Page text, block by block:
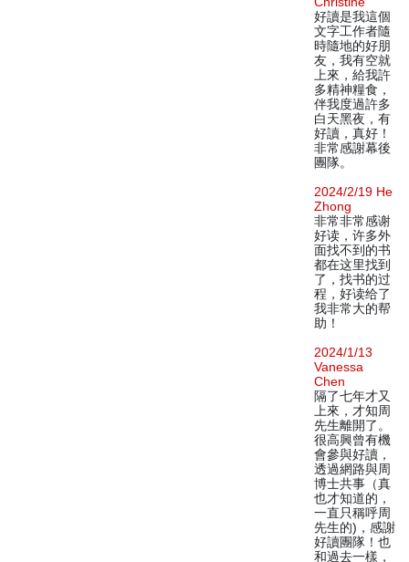
好讀是我這個
文字工作者隨
時隨地的好朋
友，我有空就
上來，給我許
多精神糧食，
伴我度過許多
白天黑夜，有
好讀，真好！
非常感謝幕後
團隊。
2024/2/19 He
Zhong
非常非常感谢
好读，许多外
面找不到的书
都在这里找到
了，找书的过
程，好读给了
我非常大的帮
助！
2024/1/13
Vanessa
Chen
隔了七年才又
上來，才知周
先生離開了。
很高興曾有機
會參與好讀，
透過網路與周
博士共事（真
也才知道的，
一直只稱呼周
先生的)，感謝
好讀團隊！也
和過去一樣，